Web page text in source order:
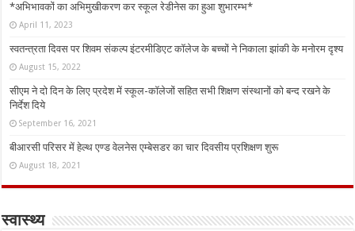
*अभिभावकों का अभिमुखीकरण कर स्कूल रेडीनेस का हुआ शुभारम्भ*
April 11, 2023
स्वतन्त्रता दिवस पर शिवम संकल्प इंटरमीडिएट कॉलेज के बच्चों ने निकाला झांकी के मनोरम दृश्य
August 15, 2022
सीएम ने दो दिन के लिए प्रदेश में स्कूल-कॉलेजों सहित सभी शिक्षण संस्थानों को बन्द रखने के
निर्देश दिये
September 16, 2021
बीआरसी परिसर में हेल्थ एण्ड वेलनेस एम्बेसडर का चार दिवसीय प्रशिक्षण शुरू
August 18, 2021
स्वास्थ्य